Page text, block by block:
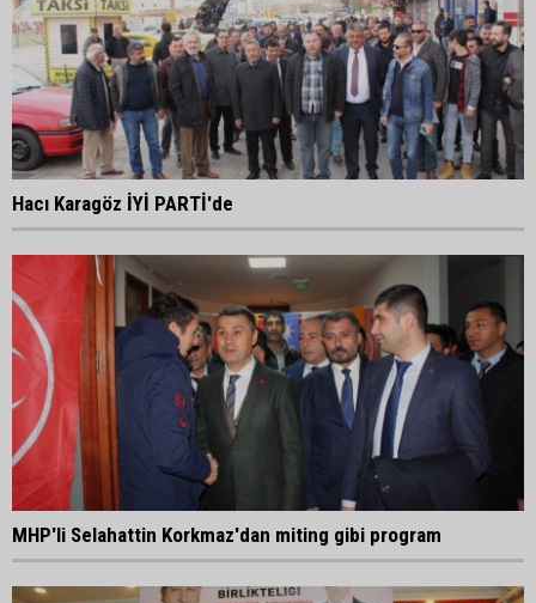
Hacı Karagöz İYİ PARTİ'de
MHP'li Selahattin Korkmaz'dan miting gibi program